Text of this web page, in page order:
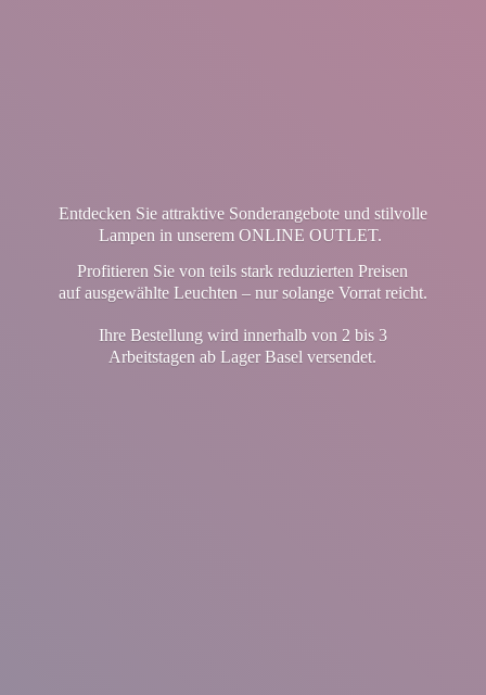
Entdecken Sie attraktive Sonderangebote und stilvolle
Lampen in unserem ONLINE OUTLET.
Profitieren Sie von teils stark reduzierten Preisen
auf ausgewählte Leuchten – nur solange Vorrat reicht.
Ihre Bestellung wird innerhalb von 2 bis 3
Arbeitstagen ab LagerBasel versendet.